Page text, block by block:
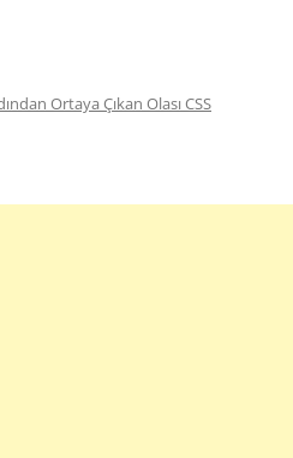
Ortaya Çıkan Olası CSS